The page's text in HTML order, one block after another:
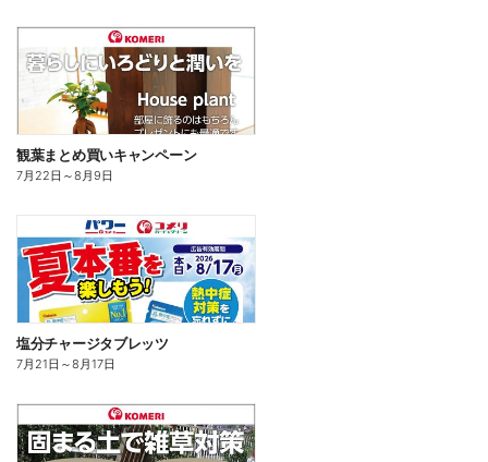
観葉まとめ買いキャンペーン
7月22日 ～8月9日
塩分チャージタブレッツ
7月21日 ～8月17日